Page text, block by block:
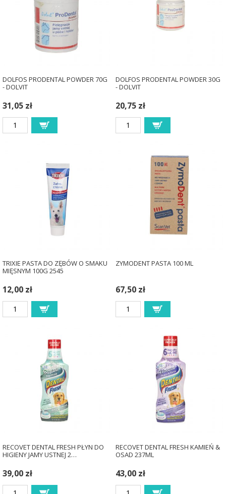
DOLFOS PRODENTAL POWDER 70G
- DOLVIT
31,05 zł
DOLFOS PRODENTAL POWDER 30G
- DOLVIT
20,75 zł
TRIXIE PASTA DO ZĘBÓW O SMAKU
MIĘSNYM 100G 2545
12,00 zł
ZYMODENT PASTA 100 ML
67,50 zł
RECOVET DENTAL FRESH PŁYN DO
HIGIENY JAMY USTNEJ 2…
39,00 zł
RECOVET DENTAL FRESH KAMIEŃ &
OSAD 237ML
43,00 zł